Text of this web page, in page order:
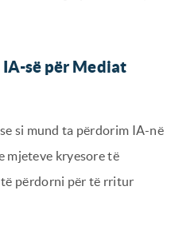
së për Mediat
si mund ta përdorim IA-në
mjeteve kryesore të
të përdorni për të rritur